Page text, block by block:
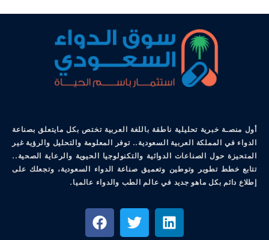
أول منصـة خبرية تحليلية ناطقة باللغة العربية تختص بكل مايتعلق بصناعة
الدواء في المملكة العربية السعودية.. توفر المعلومة والتحليل والرؤية غير
المتحيزة حول الصناعات الدوائية والتكنولوجيا الحيوية والرعاية الصحية..
تتابع خطط تطوير وتوطين وتعميق صناعة الدواء السعودية، وتجعلك على
إطلاع دائم بكل ماهو جديد في عالم الطب والدواء عالميا.